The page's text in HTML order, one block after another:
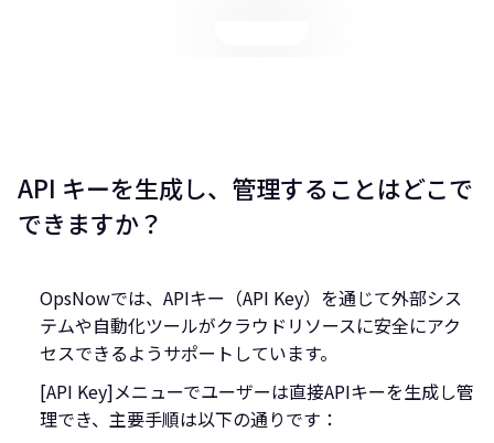
API キーを生成し、管理することはどこで
できますか？
OpsNowでは、APIキー（API Key）を通じて外部シス
テムや自動化ツールがクラウドリソースに安全にアク
セスできるようサポートしています。
[API Key]メニューでユーザーは直接APIキーを生成し管
理でき、主要手順は以下の通りです：